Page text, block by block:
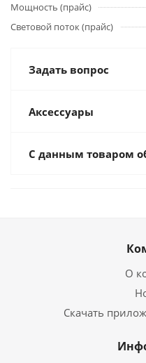
Мощность (прайс)
Световой поток (прайс)
Задать вопрос
Аксессуары
С данным товаром
О
Скачать